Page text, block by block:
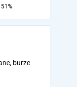
51%
burze